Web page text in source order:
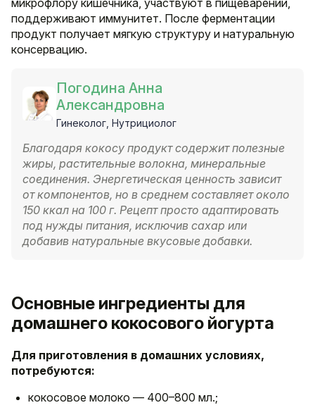
микрофлору кишечника, участвуют в пищеварении,
поддерживают иммунитет. После ферментации
продукт получает мягкую структуру и натуральную
консервацию.
Погодина Анна
Александровна
Гинеколог, Нутрициолог
Благодаря кокосу продукт содержит полезные
жиры, растительные волокна, минеральные
соединения. Энергетическая ценность зависит
от компонентов, но в среднем составляет около
150 ккал на 100 г. Рецепт просто адаптировать
под нужды питания, исключив сахар или
добавив натуральные вкусовые добавки.
Основные ингредиенты для
домашнего кокосового йогурта
Для приготовления в домашних условиях,
потребуются:
кокосовое молоко — 400–800 мл.;